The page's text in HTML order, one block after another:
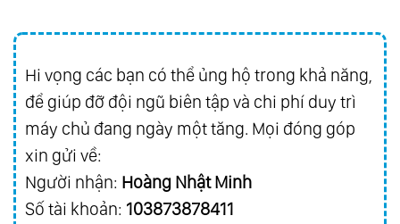
Hi vọng các bạn có thể ủng hộ trong khả năng,
để giúp đỡ đội ngũ biên tập và chi phí duy trì
máy chủ đang ngày một tăng. Mọi đóng góp
xin gửi về:
Người nhận: Hoàng Nhật Minh
Số tài khoản: 103873878411